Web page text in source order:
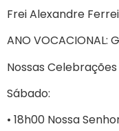
Frei Alexandre
ANO VOCACIONAL:
Nossas Celebrações
Sábado:
• 18h00 Nossa